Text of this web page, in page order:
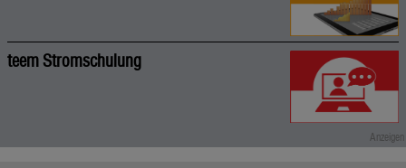
teem Stromschulung